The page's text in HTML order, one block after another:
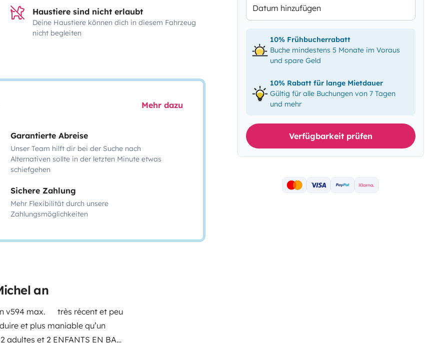
Haustiere sind nicht erlaubt
Deine Haustiere können dich in diesem Fahrzeug
nicht begleiten
Mehr dazu
Garantierte Abreise
Unser Team hilft dir bei der Suche nach
Alternativen sollte in der letzten Minute etwas
schiefgehen
Sichere Zahlung
Mehr Flexibilität durch unsere
Zahlungsmöglichkeiten
an
v594 max. très récent et peu
et plus maniable qu’un
adultes et 2 ENFANTS EN BAS
frigo à compression, vaisselle
Datum hinzufügen
10% Frühbucherrabatt
Buche mindestens 5 Monate im Voraus
und spare Geld
10% Rabatt für lange Mietdauer
Gültig für alle Buchungen von 7 Tagen
und mehr
Verfügbarkeit prüfen